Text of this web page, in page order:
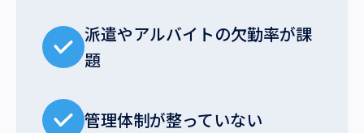
派遣やアルバイトの欠勤率が課
題
管理体制が整っていない